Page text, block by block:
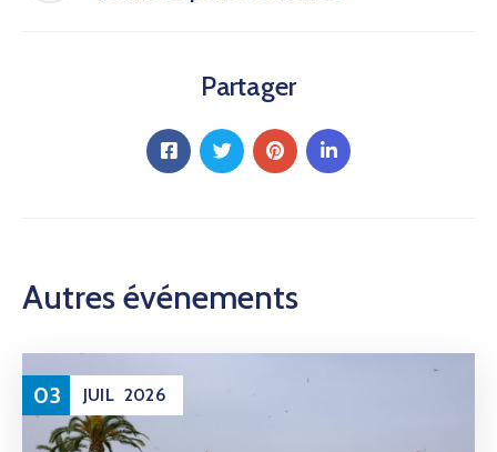
Partager
Autres événements
03 JUIL 2026